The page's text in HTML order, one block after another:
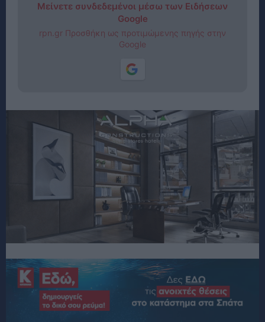
Μείνετε συνδεδεμένοι μέσω των Ειδήσεων
Google
rpn.gr Προσθήκη ως προτιμώμενης πηγής στην
Google